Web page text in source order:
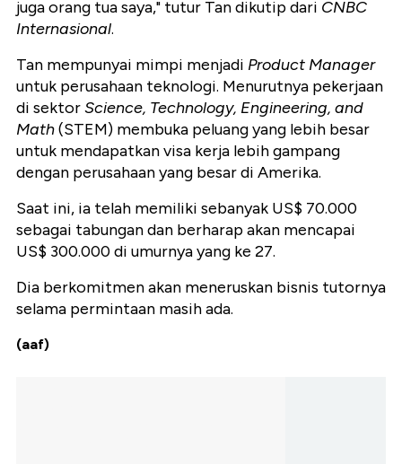
juga orang tua saya," tutur Tan dikutip dari CNBC
Internasional.
Tan mempunyai mimpi menjadi Product Manager
untuk perusahaan teknologi. Menurutnya pekerjaan
di sektorScience, Technology, Engineering, and
Math(STEM) membuka peluang yang lebih besar
untuk mendapatkan visa kerja lebih gampang
dengan perusahaan yang besar di Amerika.
Saat ini, ia telah memiliki sebanyak US$ 70.000
sebagai tabungan dan berharap akan mencapai
US$ 300.000 di umurnya yang ke 27.
Dia berkomitmen akan meneruskan bisnis tutornya
selama permintaan masih ada.
(aaf)